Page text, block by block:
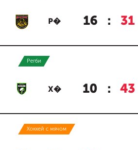
Р� 16 : 31
Регби
Х� 10 : 43
Хоккей с мячом